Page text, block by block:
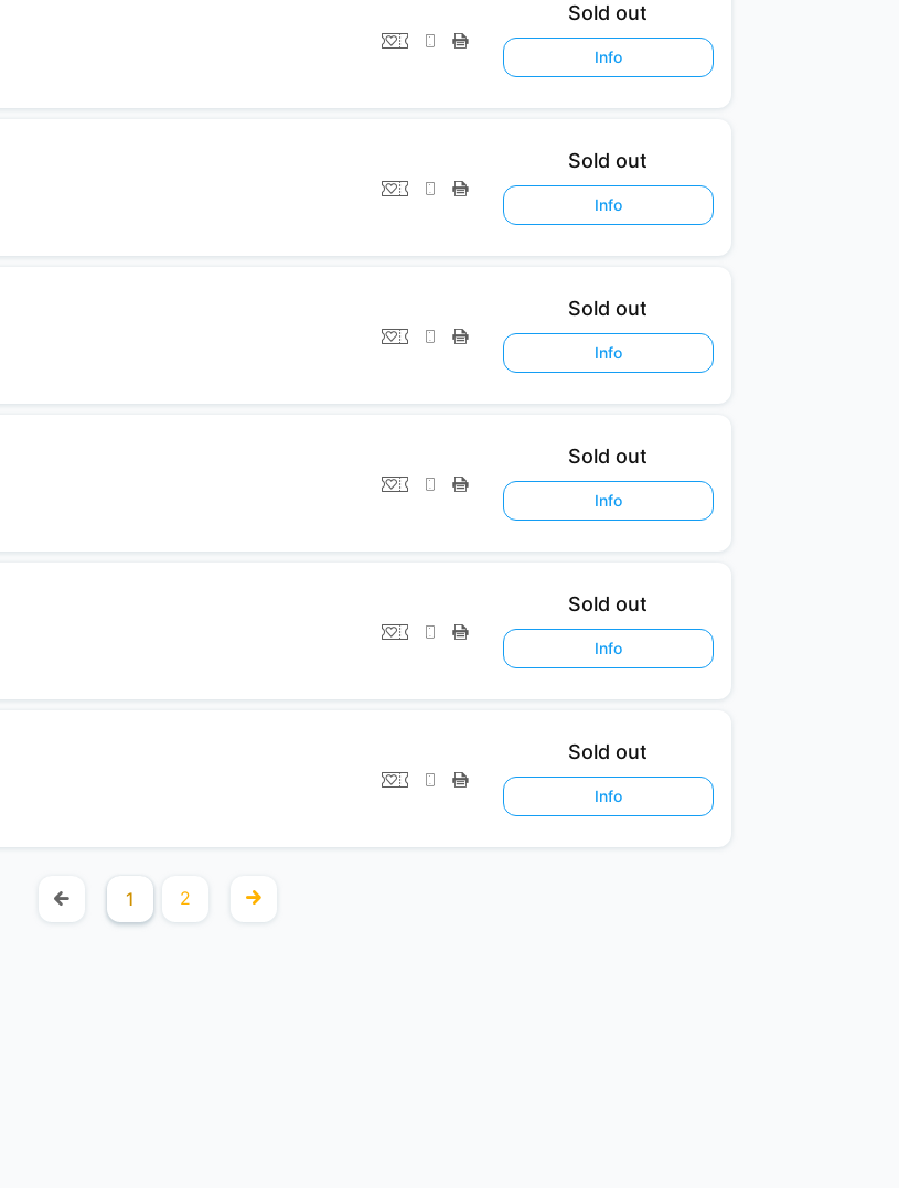
Sold out
Info
Sold out
Info
Sold out
Info
Sold out
Info
Sold out
Info
Sold out
Info
1 2